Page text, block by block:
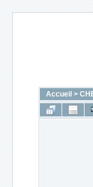
Accueil >